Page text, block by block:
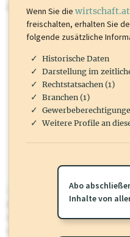
mehr.
wirtschaft.at PLUS
Für dieses Profil gibt es
Sie momentan nicht einsehen
oder loggen Sie sich ein um
Wenn Sie die wirtschaft.at
freischalten, erhalten Sie
folgende zusätzliche
Historische Daten
Darstellung im
Rechtstatsachen (1)
Branchen (1)
Weitere Profile an
Abo
Inhalte von